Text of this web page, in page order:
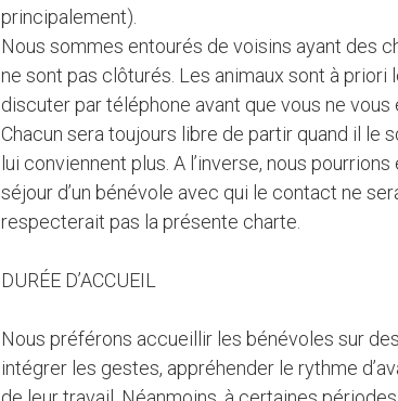
principalement).
Nous sommes entourés de voisins ayant des
ne sont pas clôturés. Les animaux sont à priori
discuter par téléphone avant que vous ne vous
Chacun sera toujours libre de partir quand il le
lui conviennent plus. A l’inverse, nous
séjour d’un bénévole avec qui le contact ne
respecterait pas la présente charte.
DURÉE D’ACCUEIL
Nous préférons accueillir les bénévoles sur
intégrer les gestes, appréhender le rythme